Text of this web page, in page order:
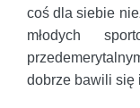
coś dla siebie
młodych
dobrze bawili się